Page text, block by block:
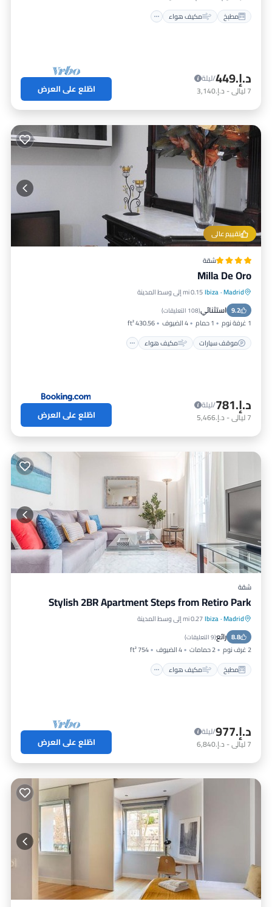
مطبخ
مكيف هواء
د.إ.‏449
/ليلة
7ليالي- د.إ.‏3,140 اطّلع على العرض
تقييم عالي
شقة
Milla De Oro
Madrid
·
Ibiza0.15 mi إلى وسط المدينة
9.2 استثنائي(108 التعليقات )
1 غرفة نوم 1 حمام 4 الضيوف
430.56 ft²
موقف سيارات
مكيف هواء
موقف سيارات مكيف هواء
مناسب للأطفال
د.إ.‏781
/ليلة
7ليالي- د.إ.‏5,466 اطّلع على العرض
شقة
Stylish 2BR Apartment Steps from Retiro Park
Madrid
·
Ibiza0.27 mi إلى وسط المدينة
8.8 رائع(9 التعليقات )
2 غرف نوم 2 حمامات 4 الضيوف
754 ft²
مطبخ
مكيف هواء
مطبخ مكيف هواء
مناسب للأطفال
د.إ.‏977
/ليلة
7ليالي- د.إ.‏6,840 اطّلع على العرض